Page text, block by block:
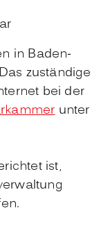
in Baden-
zuständige
bei der
unter
ist,